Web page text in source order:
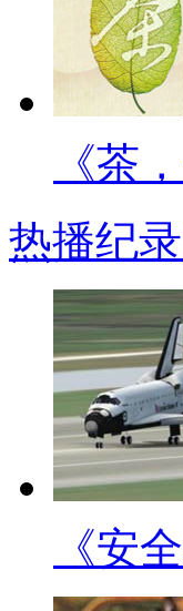
《茶
热播纪
《安